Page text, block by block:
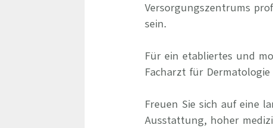
Versorgungszentrums
sein.
Für ein etabliertes und
Facharzt für
Freuen Sie sich auf eine
Ausstattung, hoher